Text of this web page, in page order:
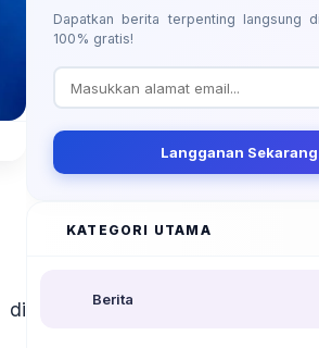
di
Dapatkan berita terpenting langsung
100% gratis!
Langganan Sekarang
KATEGORI UTAMA
Berita